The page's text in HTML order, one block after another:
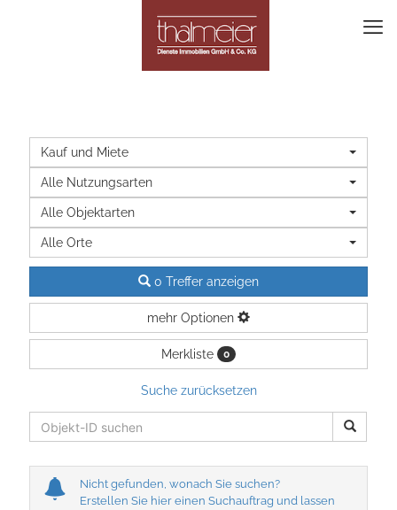
Kauf und Miete
Alle Nutzungsarten
Alle Objektarten
Alle Orte
0 Treffer anzeigen
mehr Optionen
Merkliste 0
Suche zurücksetzen
Nicht gefunden, wonach Sie suchen?
Erstellen Sie hier einen Suchauftrag und lassen